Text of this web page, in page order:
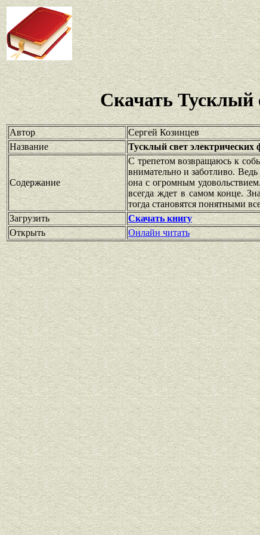
Скачать Тусклый
Автор
Сергей Козинцев
Название
Тусклый свет электрических
Содержание
С трепетом возвращаюсь к
внимательно и заботливо.
она с огромным
всегда ждет в самом конце.
тогда становятся понятными
Загрузить
Скачать книгу
Открыть
Онлайн читать